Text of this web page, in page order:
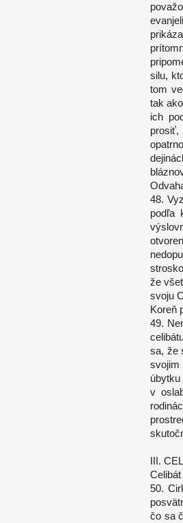
silu,
tom
tak
ich
prosiť,
48.
podľa
že
svoju
Koreň
49.
sa, že
v
III.
50.
čo sa